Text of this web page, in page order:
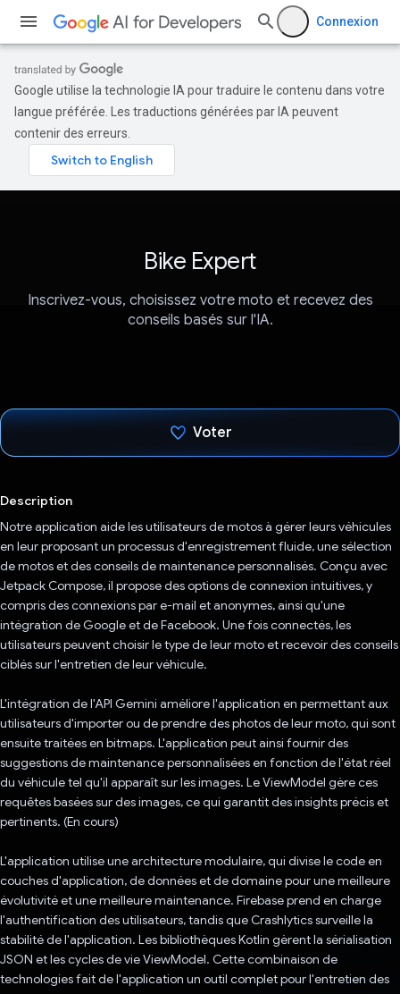
Connexion
Google utilise la technologie IA pour traduire le contenu dans votre
langue préférée. Les traductions générées par IA peuvent
contenir des erreurs.
Bike Expert
Inscrivez-vous, choisissez votre moto et recevez des
conseils basés sur l'IA.
Voter
Description
Notre application aide les utilisateurs de motos à gérer leurs véhicules
en leur proposant un processus d'enregistrement fluide, une sélection
de motos et des conseils de maintenance personnalisés. Conçu avec
Jetpack Compose, il propose des options de connexion intuitives, y
compris des connexions par e-mail et anonymes, ainsi qu'une
intégration de Google et de Facebook. Une fois connectés, les
utilisateurs peuvent choisir le type de leur moto et recevoir des conseils
ciblés sur l'entretien de leur véhicule.
L'intégration de l'API Gemini améliore l'application en permettant aux
utilisateurs d'importer ou de prendre des photos de leur moto, qui sont
ensuite traitées en bitmaps. L'application peut ainsi fournir des
suggestions de maintenance personnalisées en fonction de l'état réel
du véhicule tel qu'il apparaît sur les images. Le ViewModel gère ces
requêtes basées sur des images, ce qui garantit des insights précis et
pertinents. (En cours)
L'application utilise une architecture modulaire, qui divise le code en
couches d'application, de données et de domaine pour une meilleure
évolutivité et une meilleure maintenance. Firebase prend en charge
l'authentification des utilisateurs, tandis que Crashlytics surveille la
stabilité de l'application. Les bibliothèques Kotlin gèrent la sérialisation
JSON et les cycles de vie ViewModel. Cette combinaison de
technologies fait de l'application un outil complet pour l'entretien des